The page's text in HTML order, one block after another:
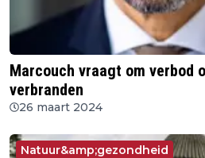
Marcouch vraagt om verbod
verbranden
26 maart 2024
Natuur&amp;gezondheid